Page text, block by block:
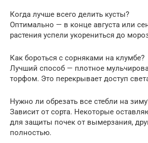
Когда лучше всего делить кусты?
Оптимально — в конце августа или
растения успели укорениться до
Как бороться с сорняками на клумбе?
Лучший способ — плотное
торфом. Это перекрывает доступ
Нужно ли обрезать все стебли на
Зависит от сорта. Некоторые
для защиты почек от вымерзания,
полностью.